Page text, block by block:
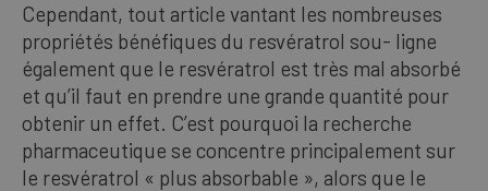
Cependant, tout article vantant les nombreuses
propriétés bénéfiques du resvératrol sou- ligne
également que le resvératrol est très mal absorbé
et qu’il faut en prendre une grande quantité pour
obtenir un effet. C’est pourquoi la recherche
pharmaceutique se concentre principalement sur
le resvératrol « plus absorbable », alors que le
Nos meilleures ventes
FRANÇAIS